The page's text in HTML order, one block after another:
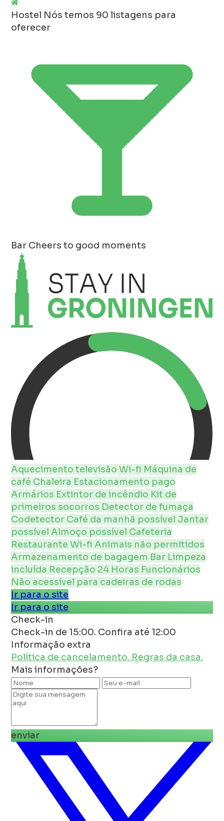
Hostel Nós temos 90 listagens para
oferecer
Bar Cheers to good moments
AquecimentotelevisãoWi-fi Máquina de
café Chaleira Estacionamento pago
Armários Extintor de incêndio Kit de
primeiros socorros Detector de fumaça
Codetector Café da manhã possível Jantar
possívelAlmoço possível Cafeteria
RestauranteWi-fiAnimais não permitidos
Armazenamento de bagagem Bar Limpeza
incluída Recepção 24 Horas Funcionários
Não acessível para cadeiras de rodas
Ir para o site
Ir para o site
Check-in
Check-in de 15:00. Confira até 12:00
Informação extra
Política de cancelamento. Regras da casa.
Mais informações?
enviar